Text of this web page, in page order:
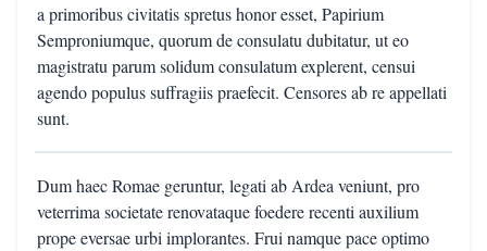
a primoribus civitatis spretus honor esset, Papirium
Semproniumque, quorum de consulatu dubitatur, ut eo
magistratu parum solidum consulatum explerent, censui
agendo populus suffragiis praefecit. Censores ab re appellati
sunt.
Dum haec Romae geruntur, legati ab Ardea veniunt, pro
veterrima societate renovataque foedere recenti auxilium
prope eversae urbi implorantes. Frui namque pace optimo